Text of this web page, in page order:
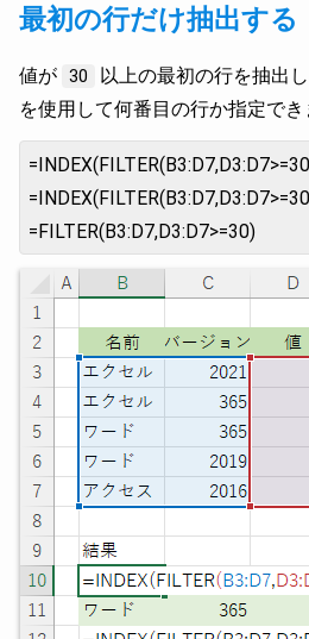
最初の行だけ抽出する
値が 30 以上の最初の行を抽出
を使用して何番目の行か指定でき
=FILTER(B3:D7,D3:D7>=30)